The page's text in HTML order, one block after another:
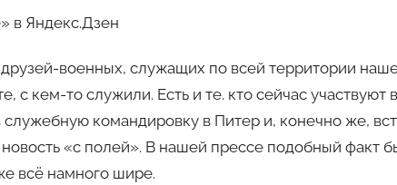
в Яндекс.Дзен
военных, служащих по всей территории
с кем-то служили. Есть и те. кто сейчас участвуют
командировку в Питер и, конечно же,
«с полей». В нашей прессе подобный факт
всё намного шире.